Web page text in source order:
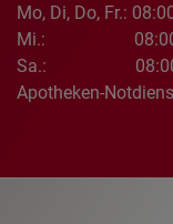
Mo, Di, Do, Fr.:
Mi.: 08:00 -
Sa.: 08:00 -
Apotheken-